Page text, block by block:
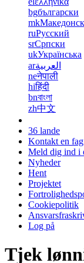
bgбългарски
mk
ruРусский
srСрпски
ukУкраїнська
arالعربية
neनेपाली
hiहिंदी
bnবাংলা
zh中文
36 lande
Kontakt en
Meld dig ind i
Nyheder
Hent
Projektet
Cookiepolitik
Log på
Tjek